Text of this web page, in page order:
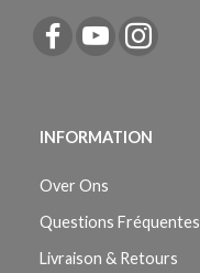
INFORMATION
Over Ons
Questions Fréquentes
Livraison & Retours